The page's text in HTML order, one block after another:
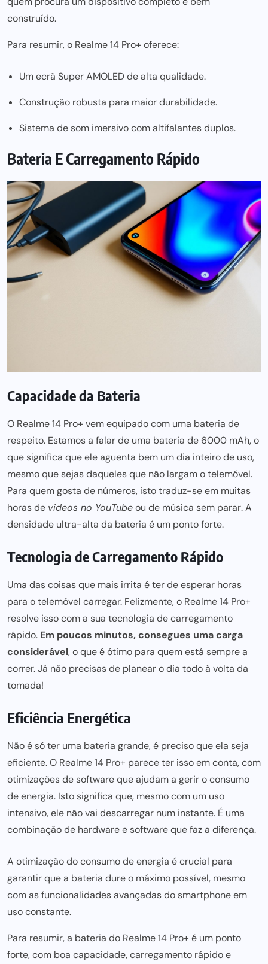
construído.
Para resumir, o Realme 14 Pro+ oferece:
Um ecrã Super AMOLED de alta qualidade.
Construção robusta para maior durabilidade.
Sistema de som imersivo com altifalantes duplos.
Bateria E Carregamento Rápido
Capacidade da Bateria
O Realme 14 Pro+ vem equipado com uma bateria de
respeito. Estamos a falar de uma bateria de 6000 mAh, o
que significa que ele aguenta bem um dia inteiro de uso,
mesmo que sejas daqueles que não largam o telemóvel.
Para quem gosta de números, isto traduz-se em muitas
horas de vídeos no YouTubeou de música sem parar. A
densidade ultra-alta da bateria é um ponto forte.
Tecnologia de Carregamento Rápido
Uma das coisas que mais irrita é ter de esperar horas
para o telemóvel carregar. Felizmente, o Realme 14 Pro+
resolve isso com a sua tecnologia de carregamento
rápido. Em poucos minutos, consegues uma carga
considerável, o que é ótimo para quem está sempre a
correr. Já não precisas de planear o dia todo à volta da
tomada!
Eficiência Energética
Não é só ter uma bateria grande, é preciso que ela seja
eficiente. O Realme 14 Pro+ parece ter isso em conta, com
otimizações de software que ajudam a gerir o consumo
de energia. Isto significa que, mesmo com um uso
intensivo, ele não vai descarregar num instante. É uma
combinação de hardware e software que faz a diferença.
A otimização do consumo de energia é crucial para
garantir que a bateria dure o máximo possível, mesmo
com as funcionalidades avançadas do smartphone em
uso constante.
Para resumir, a bateria do Realme 14 Pro+ é um ponto
forte, com boa capacidade, carregamento rápido e